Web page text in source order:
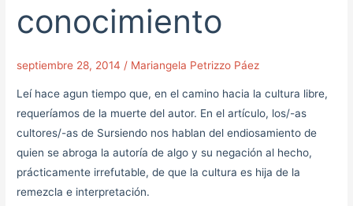
conocimiento
septiembre 28, 2014/ Mariangela Petrizzo Páez
Leí hace agun tiempo que, en el camino hacia la cultura libre,
requeríamos de la muerte del autor. En el artículo, los/-as
cultores/-as de Sursiendo nos hablan del endiosamiento de
quien se abroga la autoría de algo y su negación al hecho,
prácticamente irrefutable, de que la cultura es hija de la
remezcla e interpretación.